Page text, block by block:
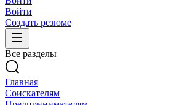
Войти
Создать резюме
Все разделы
Главная
Соискателям